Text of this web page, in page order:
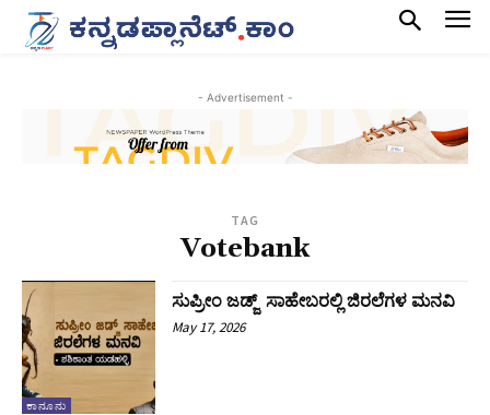
- Advertisement -
TAG
Votebank
ಕಾನೂನು
ಸುಪ್ರೀಂ ಜಡ್ಜ್‌ ಸಾಹೇಬರಲ್ಲಿ ಜಿರಲೆಗಳ ಮನವಿ
May 17, 2026